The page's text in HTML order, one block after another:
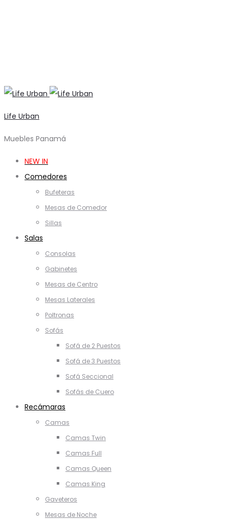
Life Urban
Muebles Panamá
NEW IN
Comedores
Bufeteras
Mesas de Comedor
Sillas
Salas
Consolas
Gabinetes
Mesas de Centro
Mesas Laterales
Poltronas
Sofás
Sofá de 2 Puestos
Sofá de 3 Puestos
Sofá Seccional
Sofás de Cuero
Recámaras
Camas
Camas Twin
Camas Full
Camas Queen
Camas King
Gaveteros
Mesas de Noche